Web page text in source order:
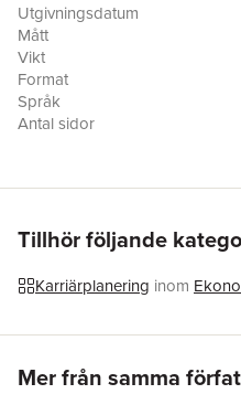
Utgivningsdatum
Mått
Vikt
Format
Språk
Antal sidor
Tillhör följande
Karriärplanering inom
Mer från samma